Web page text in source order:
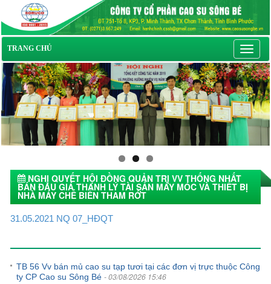
TRANG CHỦ
NGHỊ QUYẾT HỘI ĐỒNG QUẢN TRỊ VV THỐNG NHẤT
BÁN ĐẤU GIÁ THANH LÝ TÀI SẢN MÁY MÓC VÀ THIẾT BỊ
NHÀ MÁY CHẾ BIỂN THAM RỚT
01/06/2021 09:39
31.05.2021 NQ 07_HĐQT
TB 56 Vv bán mủ cao su tạp tươi tại các đơn vị trực thuộc Công
ty CP Cao su Sông Bé - 03/08/2026 15:46